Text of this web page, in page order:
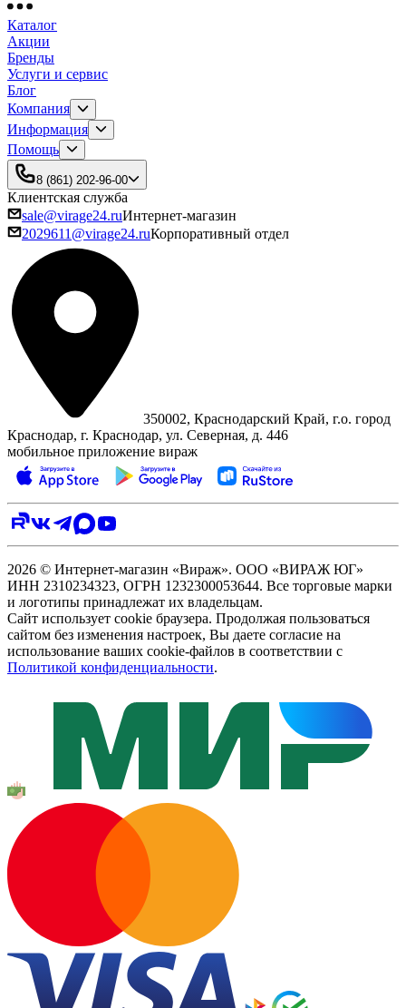
Каталог
Акции
Бренды
Услуги и сервис
Блог
Компания
Информация
Помощь
8 (861) 202-96-00
Клиентская служба
sale@virage24.ruИнтернет-магазин
2029611@virage24.ruКорпоративный отдел
350002, Краснодарский Край, г.о. город
Краснодар, г. Краснодар, ул. Северная, д. 446
мобильное приложение вираж
2026 © Интернет-магазин «Вираж». ООО «ВИРАЖ ЮГ»
ИНН 2310234323, ОГРН 1232300053644. Все торговые марки
и логотипы принадлежат их владельцам.
Сайт использует cookie браузера. Продолжая пользоваться
сайтом без изменения настроек, Вы даете согласие на
использование ваших cookie-файлов в соответствии с
Политикой конфиденциальности.